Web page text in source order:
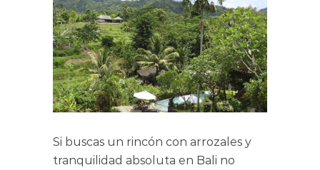
Si buscas un rincón con arrozales y
tranquilidad absoluta en Bali no